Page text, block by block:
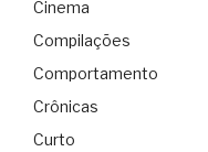
Cinema
Compilações
Comportamento
Crônicas
Curto